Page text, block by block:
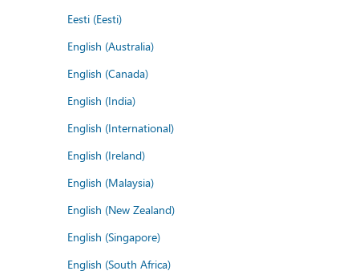
Eesti (Eesti)
English (Australia)
English (Canada)
English (India)
English (International)
English (Ireland)
English (Malaysia)
English (New Zealand)
English (Singapore)
English (South Africa)